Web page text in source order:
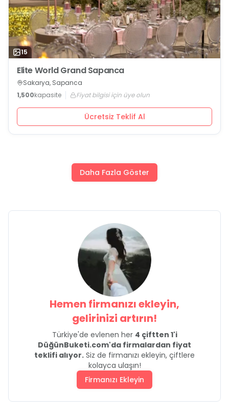
15
Elite World Grand Sapanca
Sakarya, Sapanca
1,500kapasite Fiyat bilgisi için üye olun
Ücretsiz Teklif Al
Daha Fazla Göster
Hemen firmanızı ekleyin,
gelirinizi artırın!
Türkiye'de evlenen her 4 çiftten 1'i
DüğünBuketi.com'da firmalardan fiyat
teklifi alıyor. Siz de firmanızı ekleyin, çiftlere
kolayca ulaşın!
Firmanızı Ekleyin